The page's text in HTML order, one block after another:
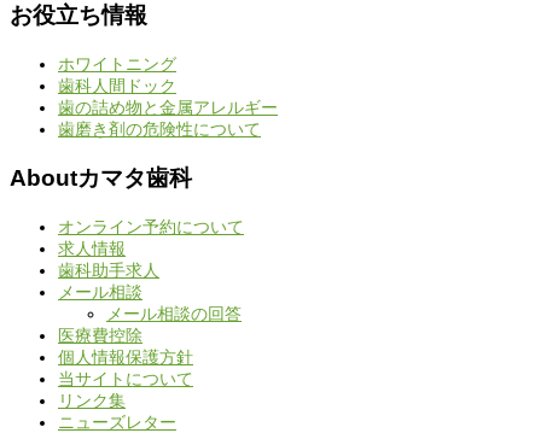
お役立ち情報
ホワイトニング
歯科人間ドック
歯の詰め物と金属アレルギー
歯磨き剤の危険性について
Aboutカマタ歯科
オンライン予約について
求人情報
歯科助手求人
メール相談
メール相談の回答
医療費控除
個人情報保護方針
当サイトについて
リンク集
ニューズレター